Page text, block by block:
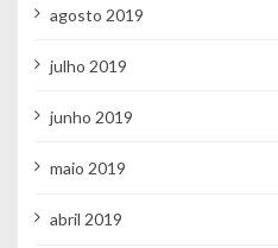
agosto 2019
julho 2019
junho 2019
maio 2019
abril 2019